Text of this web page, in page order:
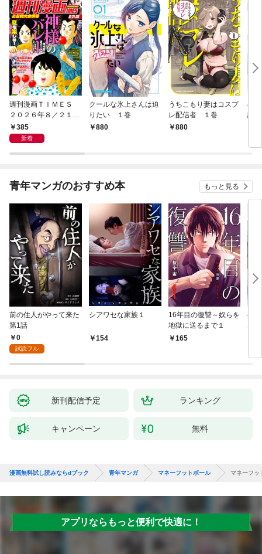
週刊漫画ＴＩＭＥＳ
２０２６年８／２１・
２８合併号
385
新着
クールな氷上さんは迫
りたい １巻
880
うちこもり妻はコスプ
レ配信者 １巻
880
へ
話
青年マンガのおすすめ本 もっと見る
前の住人がやって来た
第1話
0
試読フル
シアワセな家族１
154
16年目の復讐～奴らを
地獄に送るまで１
165
ベ
新刊配信予定 ランキング
キャンペーン 無料
漫画無料試し読みならdブック 青年マンガ マネーフットボール マネーフ
アプリならもっと便利で快適に！